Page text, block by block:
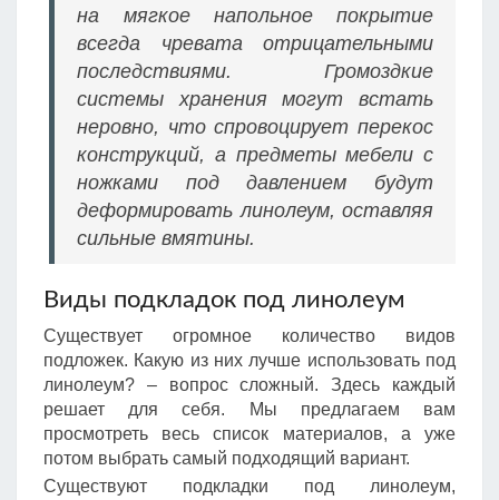
на мягкое напольное покрытие
всегда чревата отрицательными
последствиями. Громоздкие
системы хранения могут встать
неровно, что спровоцирует перекос
конструкций, а предметы мебели с
ножками под давлением будут
деформировать линолеум, оставляя
сильные вмятины.
Виды подкладок под линолеум
Существует огромное количество видов
подложек. Какую из них лучше использовать под
линолеум? – вопрос сложный. Здесь каждый
решает для себя. Мы предлагаем вам
просмотреть весь список материалов, а уже
потом выбрать самый подходящий вариант.
Существуют подкладки под линолеум,